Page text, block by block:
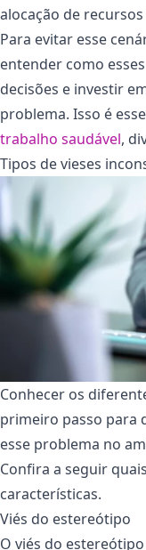
alocação de
Para evitar esse
entender como
decisões e investir
problema. Isso é
trabalho saudável,
Tipos de vieses
Conhecer os
primeiro passo para
esse problema no
Confira a seguir
características.
Viés do estereótipo
O viés do